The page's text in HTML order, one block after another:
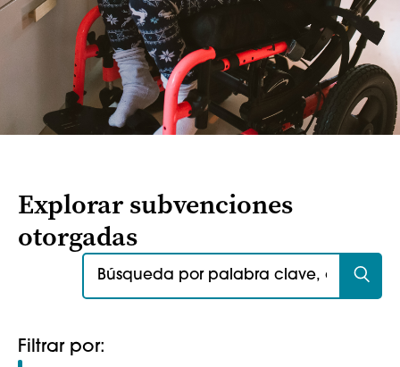
Explorar subvenciones
otorgadas
Buscar:
Filtrar por: